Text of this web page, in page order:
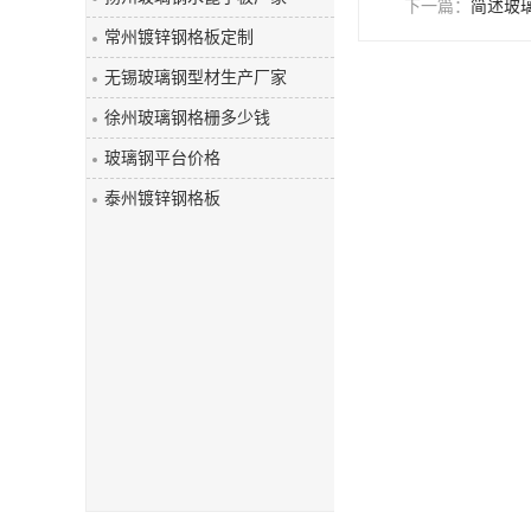
玻璃钢盖板
常州镀锌钢格板定制
无锡玻璃钢型材生产厂家
徐州玻璃钢格栅多少钱
玻璃钢平台价格
泰州镀锌钢格板
下一篇： 简述玻